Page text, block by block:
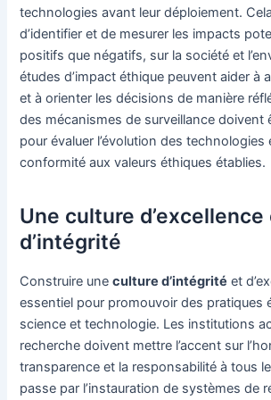
technologies avant leur déploiement.
d’identifier et de mesurer les impacts
positifs que négatifs, sur la société et
études d’impact éthique peuvent aider à
et à orienter les décisions de manière
des mécanismes de surveillance doivent
pour évaluer l’évolution des technologies
conformité aux valeurs éthiques établies.
Une culture d’excellence
d’intégrité
Construire uneculture d’intégrité et
essentiel pour promouvoir des pratiques
science et technologie. Les institutions
recherche doivent mettre l’accent sur
transparence et la responsabilité à tous
passe par l’instauration de systèmes de